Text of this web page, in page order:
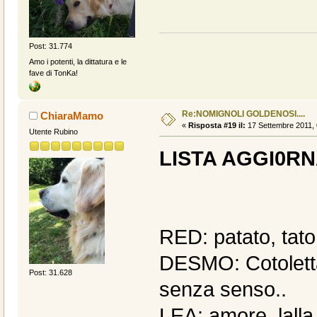
Post: 31.774
Amo i potenti, la dittatura e le
fave di TonKa!
ChiaraMamo
Utente Rubino
Post: 31.628
Re:NOMIGNOLI GOLDENOSI....
« Risposta #19 il: 17 Settembre 2011,
LISTA
RED: patato,
DESMO:
senza senso..